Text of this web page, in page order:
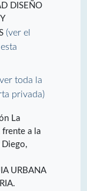
DISEÑO
(ver el
toda la
privada)
La
frente a la
Diego,
URBANA